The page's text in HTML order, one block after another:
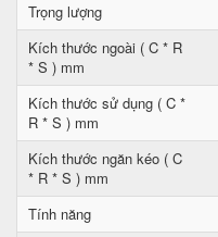
Trọng lượng
Kích thước ngoài ( C * R
* S ) mm
Kích thước sử dụng ( C *
R * S ) mm
Kích thước ngăn kéo ( C
* R * S ) mm
Tính năng